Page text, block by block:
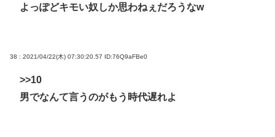
よっぽどキモい奴しか思わねぇだろうなw
38 : 2021/04/22(木) 07:30:20.57 ID:76Q9aFBe0
>>10
男でなんて言うのがもう時代遅れよ